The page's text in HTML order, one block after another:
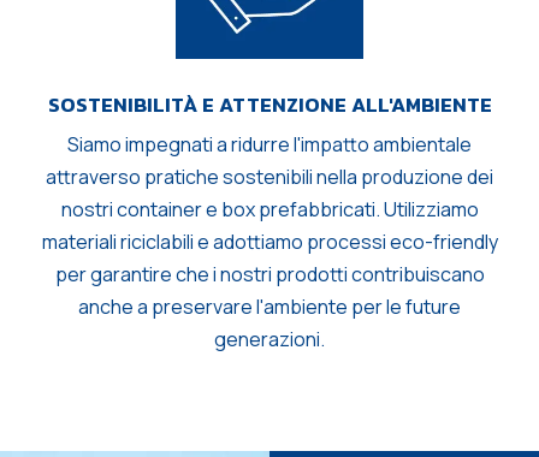
SOSTENIBILITÀ E ATTENZIONE ALL'AMBIENTE
Siamo impegnati a ridurre l'impatto ambientale
attraverso pratiche sostenibili nella produzione dei
nostri container e box prefabbricati. Utilizziamo
materiali riciclabili e adottiamo processi eco-friendly
per garantire che i nostri prodotti contribuiscano
anche a preservare l'ambiente per le future
generazioni.